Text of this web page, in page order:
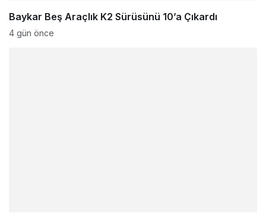
Baykar Beş Araçlık K2 Sürüsünü 10’a Çıkardı
4 gün önce